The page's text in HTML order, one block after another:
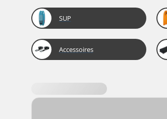
SUP
Accessoires